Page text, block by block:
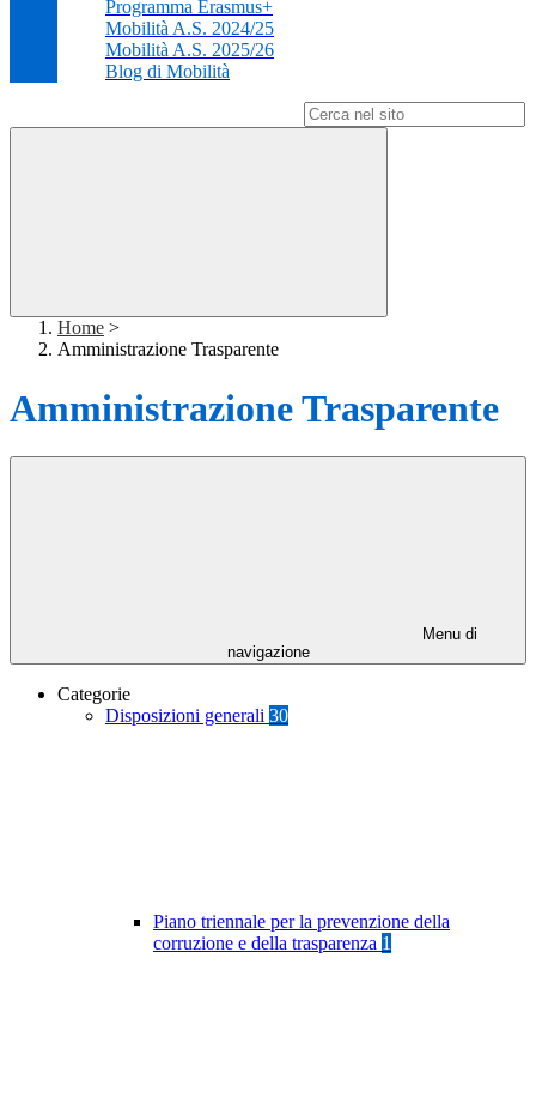
Programma Erasmus+
Mobilità A.S. 2024/25
Mobilità A.S. 2025/26
Blog di Mobilità
Home >
Amministrazione Trasparente
Amministrazione Trasparente
Menu di
navigazione
Categorie
Disposizioni generali 30
Piano triennale per la prevenzione della
corruzione e della trasparenza 1